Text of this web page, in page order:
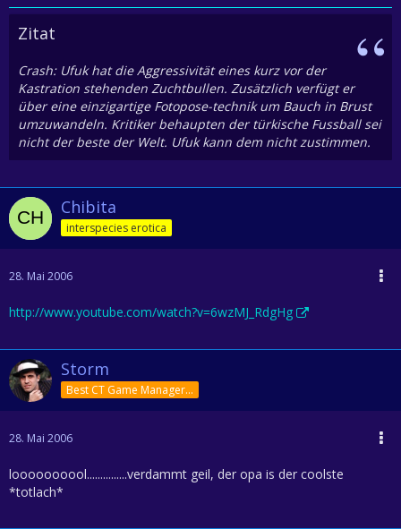
Zitat
Crash: Ufuk hat die Aggressivität eines kurz vor der
Kastration stehenden Zuchtbullen. Zusätzlich verfügt er
über eine einzigartige Fotopose-technik um Bauch in Brust
umzuwandeln. Kritiker behaupten der türkische Fussball sei
nicht der beste der Welt. Ufuk kann dem nicht zustimmen.
Chibita
interspecies erotica
28. Mai 2006
http://www.youtube.com/watch?v=6wzMJ_RdgHg
Storm
Best CT Game Manager 2013
28. Mai 2006
loooooooool...............verdammt geil, der opa is der coolste
*totlach*